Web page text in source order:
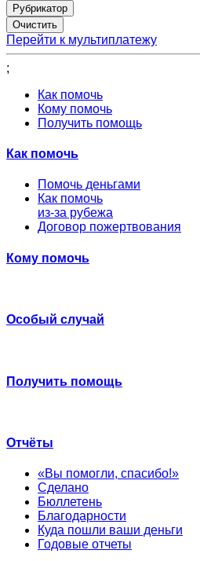
Рубрикатор
Перейти к мультиплатежу
;
Как помочь
Кому помочь
Получить помощь
Как помочь
Помочь деньгами
Как помочь
из-за рубежа
Договор пожертвования
Кому помочь
Особый случай
Получить помощь
Отчёты
«Вы помогли, спасибо!»
Сделано
Бюллетень
Благодарности
Куда пошли ваши деньги
Годовые отчеты